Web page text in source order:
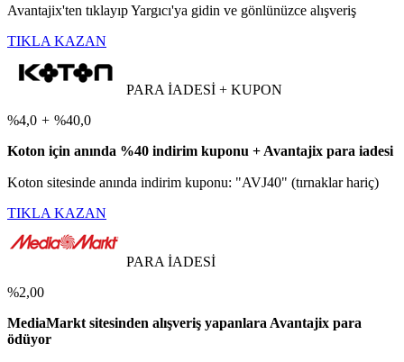
Avantajix'ten tıklayıp Yargıcı'ya gidin ve gönlünüzce alışveriş
TIKLA KAZAN
PARA İADESİ + KUPON
%4,0 + %40,0
Koton için anında %40 indirim kuponu + Avantajix para iadesi
Koton sitesinde anında indirim kuponu: "AVJ40" (tırnaklar hariç)
TIKLA KAZAN
PARA İADESİ
%2,00
MediaMarkt sitesinden alışveriş yapanlara Avantajix para
ödüyor